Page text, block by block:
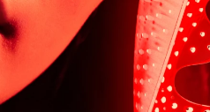
FAQ™ Dual LED Panel
热门产品
美国
英国